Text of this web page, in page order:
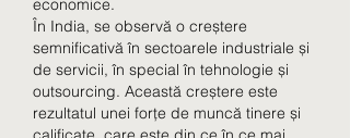
În India, se observă o creștere
semnificativă în sectoarele industriale și
de servicii, în special în tehnologie și
outsourcing. Această creștere este
rezultatul unei forțe de muncă tinere și